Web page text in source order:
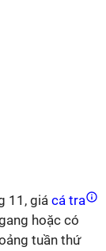
11, giácá tra
hoặc có
tuần thứ